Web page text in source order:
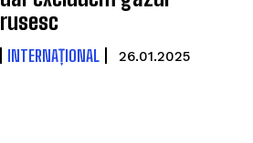
rusesc
INTERNAȚIONAL 26.01.2025